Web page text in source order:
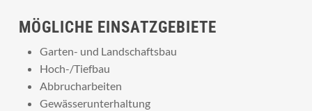
MÖGLICHE EINSATZGEBIETE
Garten- und Landschaftsbau
Hoch-/Tiefbau
Abbrucharbeiten
Gewässerunterhaltung